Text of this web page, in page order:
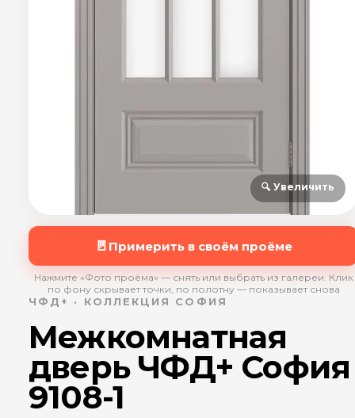
🔍 Увеличить
🚪 Примерить в своём проёме
Нажмите «Фото проёма» — снять или выбрать из галереи. Клик
по фону скрывает точки, по полотну — показывает снова
ЧФД+ · КОЛЛЕКЦИЯ СОФИЯ
Межкомнатная
дверь ЧФД+ София
9108-1